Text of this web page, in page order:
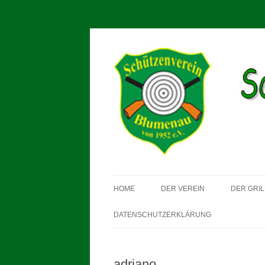
Schützenverein
HOME DER VEREIN DER
DATENSCHUTZERKLÄRUNG